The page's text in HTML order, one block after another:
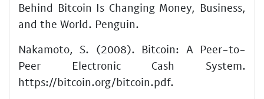
Behind Bitcoin Is Changing Money, Business,
and the World. Penguin.
Nakamoto, S. (2008). Bitcoin: A Peer-to-
Peer Electronic Cash System.
https://bitcoin.org/bitcoin.pdf.